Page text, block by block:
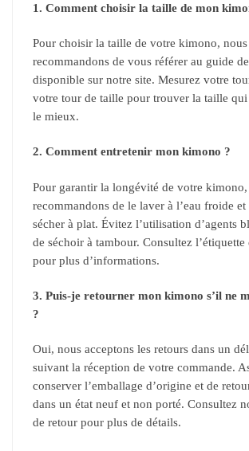
1. Comment choisir la taille de mon
Pour choisir la taille de votre kimono,
recommandons de vous référer au guide
disponible sur notre site. Mesurez votre
votre tour de taille pour trouver la taille
le mieux.
2. Comment entretenir mon kimono ?
Pour garantir la longévité de votre
recommandons de le laver à l’eau froide et
sécher à plat. Évitez l’utilisation d’agents
de séchoir à tambour. Consultez l’étiquette
pour plus d’informations.
3. Puis-je retourner mon kimono s’il ne
?
Oui, nous acceptons les retours dans un
suivant la réception de votre commande.
conserver l’emballage d’origine et de
dans un état neuf et non porté. Consultez
de retour pour plus de détails.